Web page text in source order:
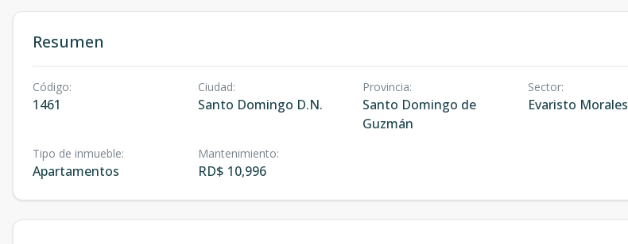
Resumen
Código:
1461
Ciudad:
Santo Domingo D.N.
Provincia:
Santo Domingo de
Guzmán
Sector:
Evaristo Morales
Tipo de inmueble:
Apartamentos
Mantenimiento:
RD$ 10,996